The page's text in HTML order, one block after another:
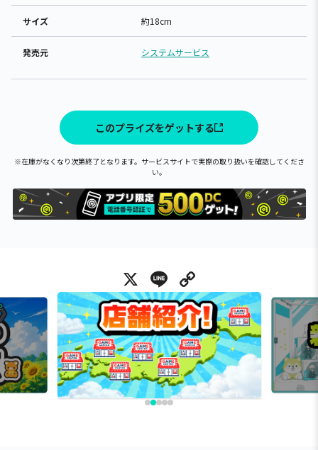
サイズ 約18cm
発売元 システムサービス
このプライズをゲットする
※在庫がなくなり次第終了となります。サービスサイトで実際の取り扱いを確認してくださ
い。
X Line